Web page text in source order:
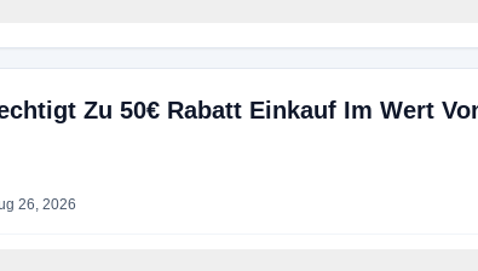
Zu 50€ Rabatt Einkauf Im Wert
26, 2026